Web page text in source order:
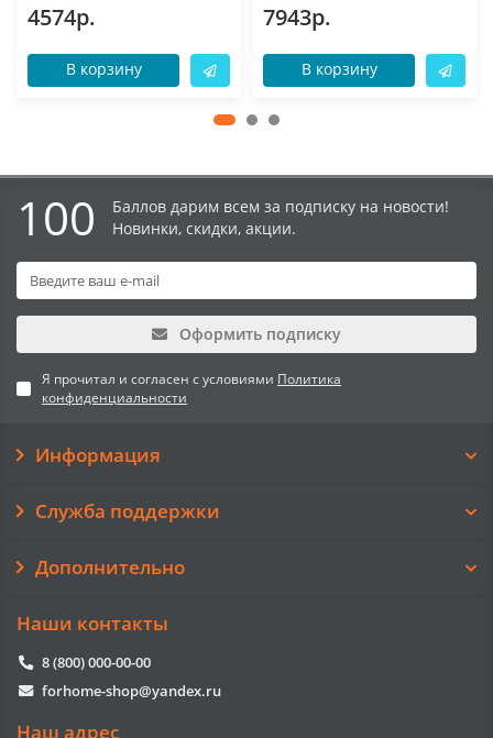
4574р.
В корзину
7943р.
В корзину
100
Баллов дарим всем за подписку на новости!
Новинки, скидки, акции.
Оформить подписку
Я прочитал и согласен с условиями Политика
конфиденциальности
Информация
Служба поддержки
Дополнительно
Наши контакты
8 (800) 000-00-00
forhome-shop@yandex.ru
Наш адрес